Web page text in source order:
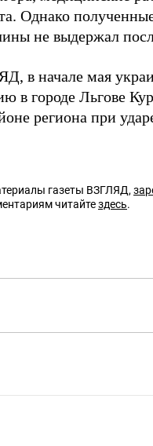
Однако
не выдержал
в начале мая
в городе Льгове
региона при
газеты ВЗГЛЯД,
читайтездесь.